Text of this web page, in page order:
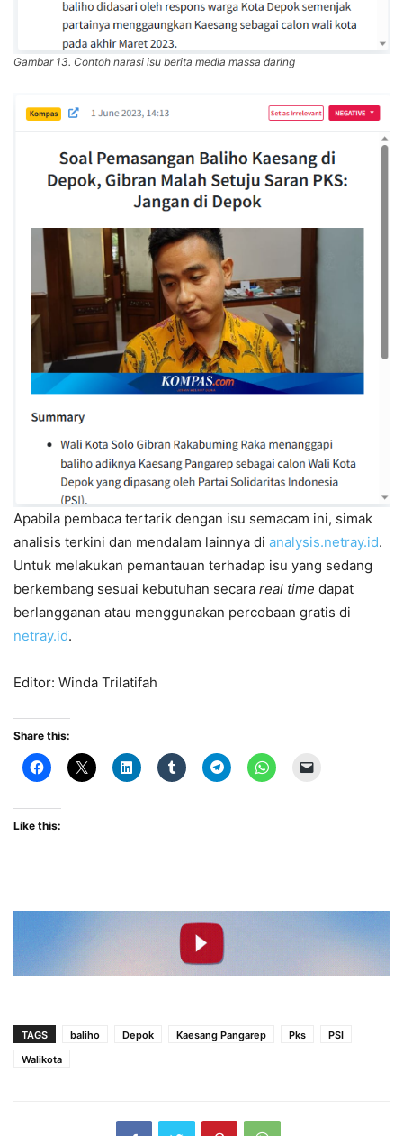
Gambar 13. Contoh narasi isu berita media massa daring
Apabila pembaca tertarik dengan isu semacam ini, simak
analisis terkini dan mendalam lainnya di analysis.netray.id.
Untuk melakukan pemantauan terhadap isu yang sedang
berkembang sesuai kebutuhan secara real time dapat
berlangganan atau menggunakan percobaan gratis di
netray.id.
Editor: Winda Trilatifah
Share this:
Like this:
TAGS baliho Depok Kaesang Pangarep Pks
PSI
Walikota